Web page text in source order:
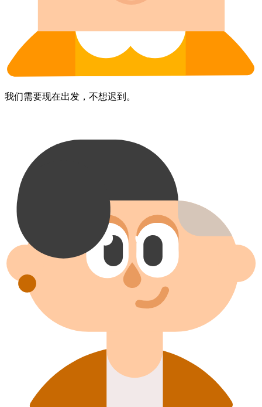
我们​需要​现在​出发，​不​想​迟到。